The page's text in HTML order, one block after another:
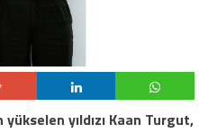
yıldızı Kaan Turgut,